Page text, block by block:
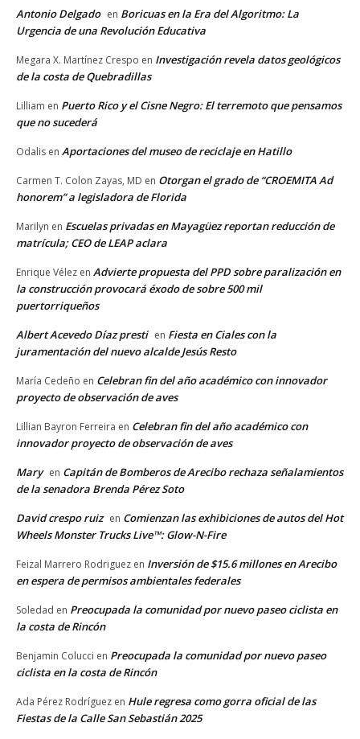
Antonio Delgado en Boricuas en la Era del Algoritmo: La
Urgencia de una Revolución Educativa
Megara X. Martínez Crespo en Investigación revela datos geológicos
de la costa de Quebradillas
Lilliam en Puerto Rico y el Cisne Negro: El terremoto que pensamos
que no sucederá
Odalis en Aportaciones del museo de reciclaje en Hatillo
Carmen T. Colon Zayas, MD en Otorgan el grado de “CROEMITA Ad
honorem” a legisladora de Florida
Marilyn en Escuelas privadas en Mayagüez reportan reducción de
matrícula; CEO de LEAP aclara
Enrique Vélez en Advierte propuesta del PPD sobre paralización en
la construcción provocará éxodo de sobre 500 mil
puertorriqueños
Albert Acevedo Díaz presti en Fiesta en Ciales con la
juramentación del nuevo alcalde Jesús Resto
María Cedeño en Celebran fin del año académico con innovador
proyecto de observación de aves
Lillian Bayron Ferreira en Celebran fin del año académico con
innovador proyecto de observación de aves
Mary en Capitán de Bomberos de Arecibo rechaza señalamientos
de la senadora Brenda Pérez Soto
David crespo ruiz en Comienzan las exhibiciones de autos del Hot
Wheels Monster Trucks Live™: Glow-N-Fire
Feizal Marrero Rodriguez en Inversión de $15.6 millones en Arecibo
en espera de permisos ambientales federales
Soledad en Preocupada la comunidad por nuevo paseo ciclista en
la costa de Rincón
Benjamin Colucci en Preocupada la comunidad por nuevo paseo
ciclista en la costa de Rincón
Ada Pérez Rodríguez en Hule regresa como gorra oficial de las
Fiestas de la Calle San Sebastián 2025